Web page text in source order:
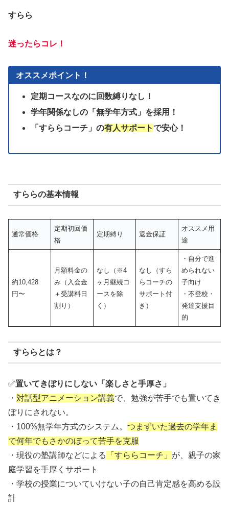
すらら
迷ったらコレ！
オススメポイント！
定期コースなのに回数縛りなし！
学年関係なしの「無学年方式」を採用！
「すららコーチ」の有人サポートで安心！
すららの基本情報
通常価格
定期初回価
格
定期縛り 返金保証
オススメ用
途
約10,428
円〜
月額料金の
み（入会金
＋受講料日
割り）
なし（※4
ヶ月継続コ
ースを除
く）
なし（すら
らコーチの
サポート付
き）
・自分で進
められない
子向け
・不登校・
発達支援目
的
すららとは？
✅️置いてきぼりにしない「楽しさと手厚さ」
・ 対話型アニメーション講義で、勉強が苦手でも置いてき
ぼりにされない。
・100%無学年方式のシステム。 つまずいた過去の学年ま
で何年でもさかのぼって苦手を克服
・現役の塾講師などによる
「すららコーチ」 が、親子の家
庭学習を手厚くサポート
・学校の授業についていけない子の自己肯定感を高める設
計